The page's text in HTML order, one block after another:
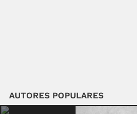
AUTORES POPULARES